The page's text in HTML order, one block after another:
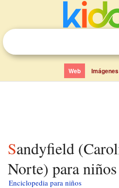
Web Imágenes
Sandyfield (Carolina del
Norte) para niños
Enciclopedia para niños